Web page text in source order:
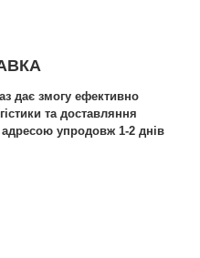
дає змогу ефективно
та доставляння
упродовж 1-2 днів